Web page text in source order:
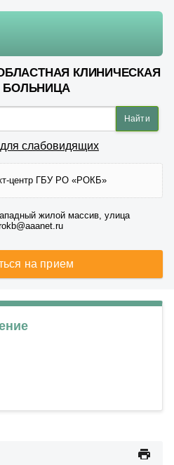
КЛИНИЧЕСКАЯ
БОЛЬНИЦА
слабовидящих
центр ГБУ РО «РОКБ»
жилой массив, улица
на прием